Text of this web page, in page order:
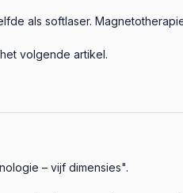
als softlaser.
volgende artikel.
– vijf dimensies".